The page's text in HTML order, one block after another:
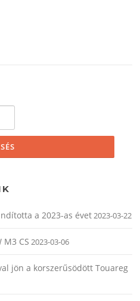
a 2023-as évet2023-03-22
CS 2023-03-06
jön a korszerűsödött Touareg